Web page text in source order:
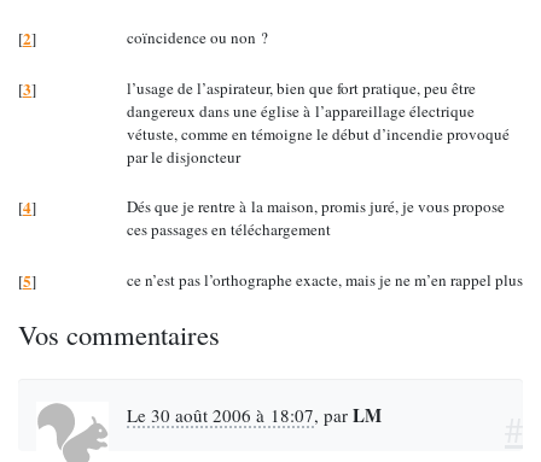
[2] coïncidence ou non ?
[3]
l’usage de l’aspirateur, bien que fort pratique, peu être
dangereux dans une église à l’appareillage électrique
vétuste, comme en témoigne le début d’incendie provoqué
par le disjoncteur
[4]
Dés que je rentre à la maison, promis juré, je vous propose
ces passages en téléchargement
[5] ce n’est pas l’orthographe exacte, mais je ne m’en rappel plus
Vos commentaires
Le 30 août 2006 à 18:07, par LM